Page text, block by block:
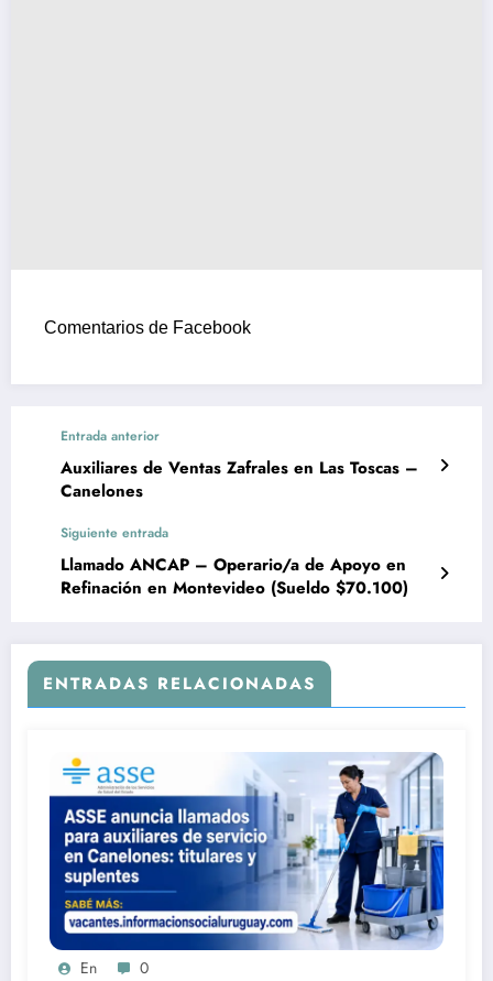
Comentarios de Facebook
Entrada anterior
Auxiliares de Ventas Zafrales en Las Toscas –
Canelones
Siguiente entrada
Llamado ANCAP – Operario/a de Apoyo en
Refinación en Montevideo (Sueldo $70.100)
ENTRADAS RELACIONADAS
En 0